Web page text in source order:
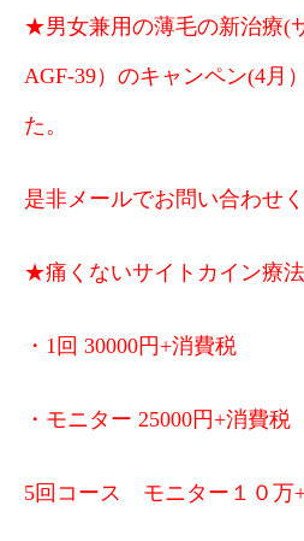
★男女兼用の薄毛の新治療(
AGF-39）のキャンペン(4月
た。
是非メールでお問い合わせく
★痛くないサイトカイン療
・1回 30000円+消費税
・モニター 25000円+消費税
5回コース モニター１０万